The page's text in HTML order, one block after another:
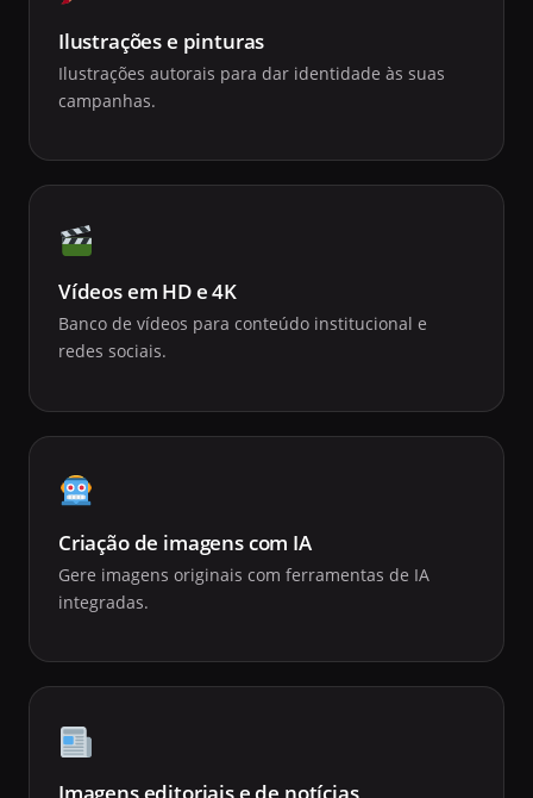
Ilustrações e pinturas
Ilustrações autorais para dar identidade às suas
campanhas.
Vídeos em HD e 4K
Banco de vídeos para conteúdo institucional e
redes sociais.
Criação de imagens com IA
Gere imagens originais com ferramentas de IA
integradas.